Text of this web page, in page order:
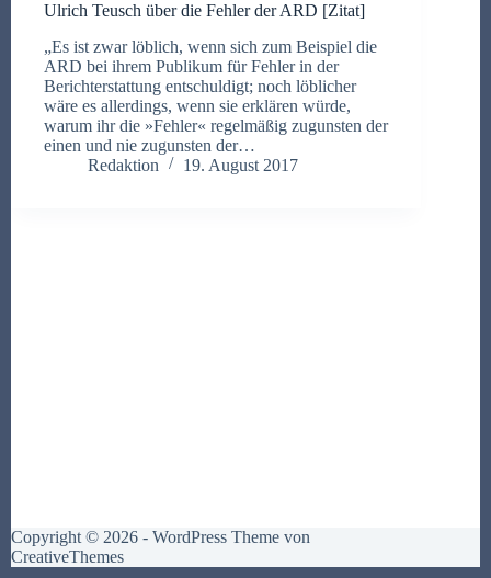
Ulrich Teusch über die Fehler der ARD [Zitat]
„Es ist zwar löblich, wenn sich zum Beispiel die
ARD bei ihrem Publikum für Fehler in der
Berichterstattung entschuldigt; noch löblicher
wäre es allerdings, wenn sie erklären würde,
warum ihr die »Fehler« regelmäßig zugunsten der
einen und nie zugunsten der…
Redaktion
19. August 2017
Copyright © 2026 - WordPress Theme von
CreativeThemes